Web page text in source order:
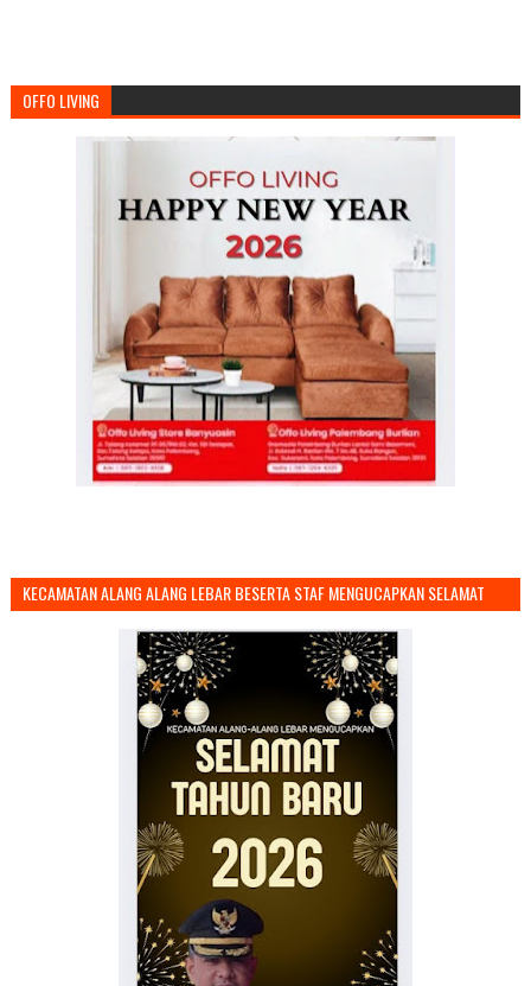
OFFO LIVING
KECAMATAN ALANG ALANG LEBAR BESERTA STAF MENGUCAPKAN SELAMAT